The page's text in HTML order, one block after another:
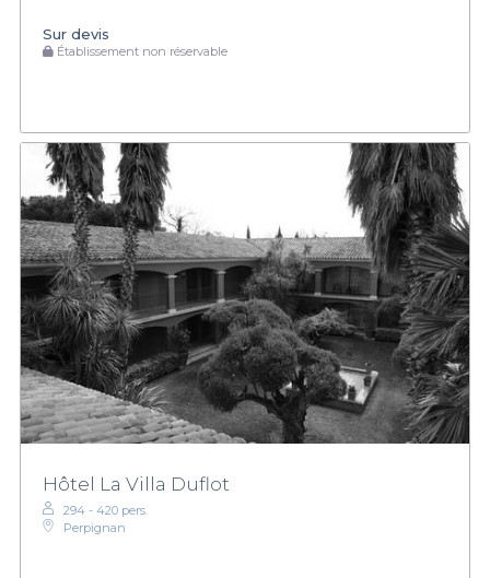
Sur devis
Établissement non réservable
Hôtel La Villa Duflot
294 - 420 pers.
Perpignan